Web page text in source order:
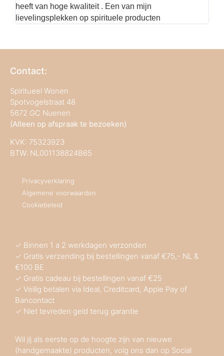
heeft van hoge kwaliteit . Een van mijn
lievelingsplekken op spirituele producten
Contact:
Spiritueel Wonen
Spotvogelstraat 48
5672 GC Nuenen
(Alleen op afspraak te bezoeken)
KVK: 75323923
BTW: NL001138824B65
Privacyverklaring
Algemene voorwaarden
Cookiebeleid
✓ Binnen 1 a 2 werkdagen verzonden
✓ Gratis verzending bij bestellingen vanaf €75,- NL &
€100 BE
✓ Gratis cadeau bij bestellingen vanaf €25
✓ Veilig betalen via Ideal, Creditcard, Apple Pay of
Bancontact
✓ Niet tevreden geld terug garantie
Wil jij als eerste op de hoogte zijn van nieuwe
(handgemaakte) producten, volg ons dan op Social